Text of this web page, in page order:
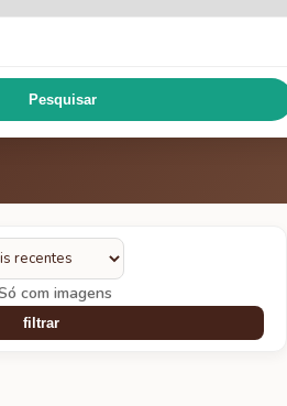
Pesquisar
com imagens
filtrar